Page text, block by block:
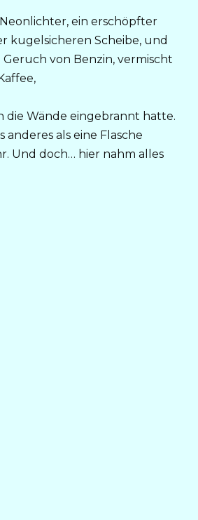
ein erschöpfter
kugelsicheren Scheibe, und
von Benzin, vermischt
die Wände eingebrannt hatte.
anderes als eine Flasche
Und doch… hier nahm alles